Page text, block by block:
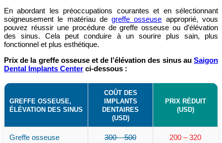
En abordant les préoccupations courantes et en sélectionnant
soigneusement le matériau degreffe osseuse approprié, vous
pouvez réussir une procédure de greffe osseuse ou d’élévation
des sinus. Cela peut conduire à un sourire plus sain, plus
fonctionnel et plus esthétique.
Prix de la greffe osseuse et de l’élévation des sinus au Saigon
Dental Implants Center ci-dessous :
GREFFE OSSEUSE,
ÉLÉVATION DES SINUS
COÛT DES
IMPLANTS
DENTAIRES
(USD)
PRIX RÉDUIT
(USD)
Greffe osseuse 300 – 500 200 – 320